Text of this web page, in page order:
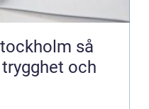
så
och